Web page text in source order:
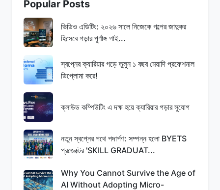
Popular Posts
ভিডিও এডিটিং: ২০২৬ সালে নিজেকে গল্পের জাদুকর
হিসেবে গড়ার পূর্ণাঙ্গ গাই...
স্বপ্নের ক্যারিয়ার গড়ে তুলুন ১ বছর মেয়াদি প্রফেশনাল
ডিপ্লোমা করে!
ক্লাউড কম্পিউটিং এ দক্ষ হয়ে ক্যারিয়ার গড়ার সুযোগ
নতুন স্বপ্নের পথে পদার্পণ: সম্পন্ন হলো BYETS
প্রজেক্টের 'SKILL GRADUAT...
Why You Cannot Survive the Age of
AI Without Adopting Micro-